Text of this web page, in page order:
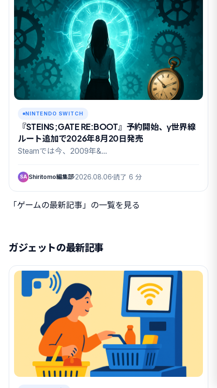
NINTENDO SWITCH
『STEINS;GATE RE:BOOT』予約開始、γ世界線
ルート追加で2026年8月20日発売
Steamでは今、2009年&…
SA Shiritomo編集部 2026.08.06 読了 6 分
「ゲームの最新記事」の一覧を見る
ガジェットの最新記事